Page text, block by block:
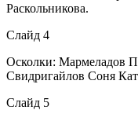
Раскольникова.
Слайд 4
Осколки: Мармеладов
Свидригайлов Соня
Слайд 5